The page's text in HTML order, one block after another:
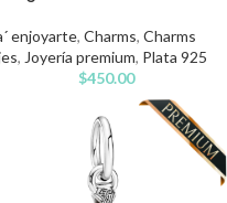
enjoyarte, Charms, Charms
, Joyería premium, Plata 925
$450.00